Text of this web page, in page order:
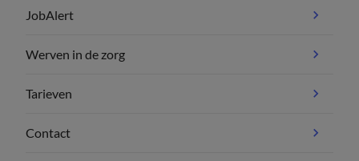
JobAlert
Werven in de zorg
Tarieven
Contact